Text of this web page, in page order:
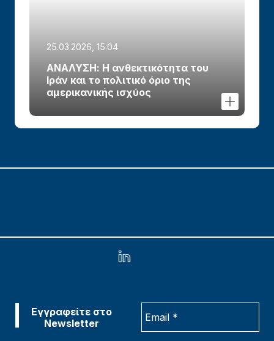
25.03.2026, 15:04
ΑΝΑΛΥΣΗ: Η ανθεκτικότητα του
Ιράν και το πολιτικό όριο της
αμερικανικής ισχύος